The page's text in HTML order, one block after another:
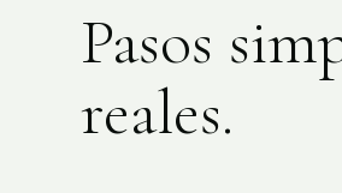
Pasos
reales.